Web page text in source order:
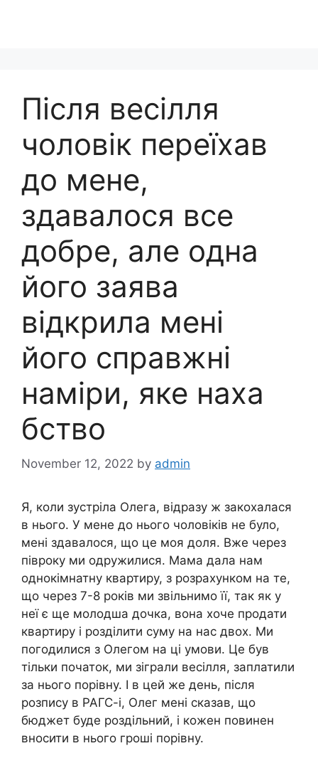
Після весілля
чоловік переїхав
до мене,
здавалося все
добре, але одна
його заява
відкрила мені
його справжні
наміри, яке наха
бство
November 12, 2022 by admin
Я, коли зустріла Олега, відразу ж закохалася
в нього. У мене до нього чоловіків не було,
мені здавалося, що це моя доля. Вже через
півроку ми одружилися. Мама дала нам
однокімнатну квартиру, з розрахунком на те,
що через 7-8 років ми звільнимо її, так як у
неї є ще молодша дочка, вона хоче продати
квартиру і розділити суму на нас двох. Ми
погодилися з Олегом на ці умови. Це був
тільки початок, ми зіграли весілля, заплатили
за нього порівну. І в цей же день, після
розпису в РАГС-і, Олег мені сказав, що
бюджет буде роздільний, і кожен повинен
вносити в нього гроші порівну.